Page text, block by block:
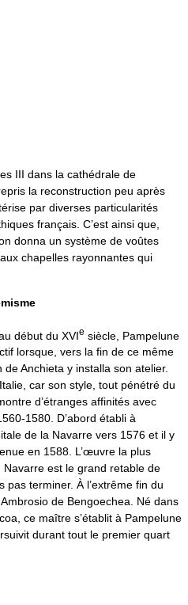
III dans la cathédrale de
la reconstruction peu après
par diverses particularités
français. C’est ainsi que,
donna un système de voûtes
chapelles rayonnantes qui
début du XVIe siècle, Pampelune
lorsque, vers la fin de ce même
Anchieta y installa son atelier.
car son style, tout pénétré du
d’étranges affinités avec
1580. D’abord établi à
de la Navarre vers 1576 et il y
en 1588. L’œuvre la plus
est le grand retable de
pas terminer. À l’extrême fin du
de Bengoechea. Né dans
ce maître s’établit à Pampelune
durant tout le premier quart